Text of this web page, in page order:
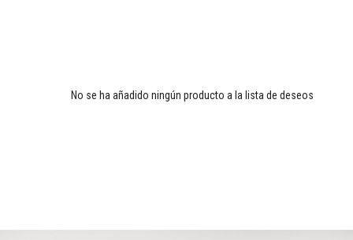
No se ha añadido ningún producto a la lista de deseos